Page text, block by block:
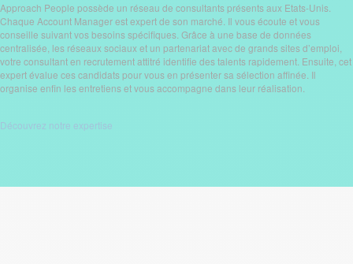
Approach People possède un réseau de consultants présents aux Etats-Unis.
Chaque Account Manager est expert de son marché. Il vous écoute et vous
conseille suivant vos besoins spécifiques. Grâce à une base de données
centralisée, les réseaux sociaux et un partenariat avec de grands sites d’emploi,
votre consultant en recrutement attitré identifie des talents rapidement. Ensuite, cet
expert évalue ces candidats pour vous en présenter sa sélection affinée. Il
organise enfin les entretiens et vous accompagne dans leur réalisation.
Découvrez notre expertise